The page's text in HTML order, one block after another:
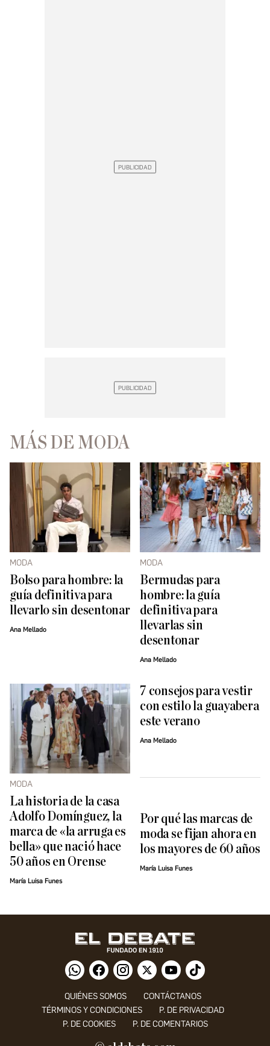
MÁS DE MODA
MODA
Bolso para hombre: la
guía definitiva para
llevarlo sin desentonar
Ana Mellado
MODA
Bermudas para
hombre: la guía
definitiva para
llevarlas sin
desentonar
Ana Mellado
MODA
La historia de la casa
Adolfo Domínguez, la
marca de «la arruga es
bella» que nació hace
50 años en Orense
María Luisa Funes
7 consejos para vestir
con estilo la guayabera
este verano
Ana Mellado
Por qué las marcas de
moda se fijan ahora en
los mayores de 60 años
María Luisa Funes
QUIÉNES SOMOS
CONTÁCTANOS
TÉRMINOS Y CONDICIONES
P. DE PRIVACIDAD
P. DE COOKIES
P. DE COMENTARIOS